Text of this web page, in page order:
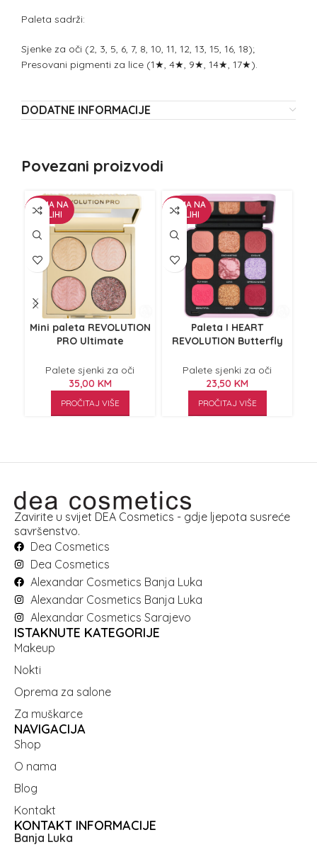
Paleta sadrži:
Sjenke za oči (2, 3, 5, 6, 7, 8, 10, 11, 12, 13, 15, 16, 18);
Presovani pigmenti za lice (1★, 4★, 9★, 14★, 17★).
DODATNE INFORMACIJE
Povezani proizvodi
NEMA NA
ZALIHI
Mini paleta REVOLUTION
PRO Ultimate
Palete sjenki za oči
35,00 KM
PROČITAJ VIŠE
NEMA NA
ZALIHI
Paleta I HEART
REVOLUTION Butterfly
Palete sjenki za oči
23,50 KM
PROČITAJ VIŠE
Zavirite u svijet DEA Cosmetics - gdje ljepota susreće
savršenstvo.
Dea Cosmetics
Dea Cosmetics
Alexandar Cosmetics Banja Luka
Alexandar Cosmetics Banja Luka
Alexandar Cosmetics Sarajevo
ISTAKNUTE KATEGORIJE
Makeup
Nokti
Oprema za salone
Za muškarce
NAVIGACIJA
Shop
O nama
Blog
Kontakt
KONTAKT INFORMACIJE
Banja Luka